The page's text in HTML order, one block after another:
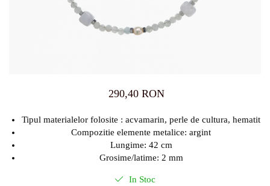
290,40 RON
Tipul materialelor folosite : acvamarin, perle de cultura, hematit
Compozitie elemente metalice: argint
Lungime: 42 cm
Grosime/latime: 2 mm
In Stoc